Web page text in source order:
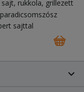
rukkola grillezett
paradicsomszósz
sajttal